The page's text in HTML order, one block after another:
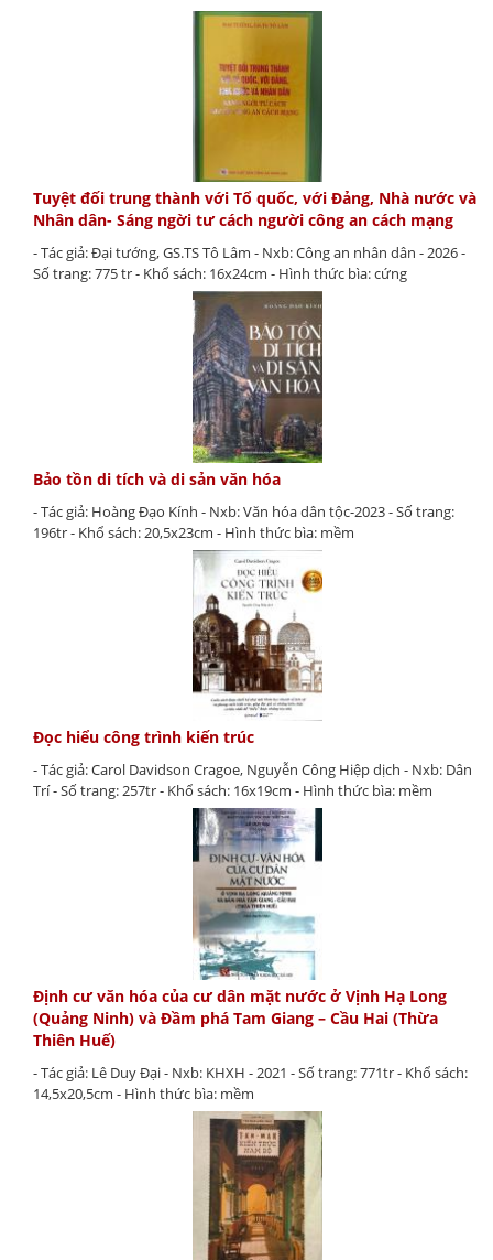
Tuyệt đối trung thành với Tổ quốc, với Đảng, Nhà nước và
Nhân dân- Sáng ngời tư cách người công an cách mạng
- Tác giả: Đại tướng, GS.TS Tô Lâm - Nxb: Công an nhân dân - 2026 -
Số trang: 775 tr - Khổ sách: 16x24cm - Hình thức bìa: cứng
Bảo tồn di tích và di sản văn hóa
- Tác giả: Hoàng Đạo Kính - Nxb: Văn hóa dân tộc-2023 - Số trang:
196tr - Khổ sách: 20,5x23cm - Hình thức bìa: mềm
Đọc hiểu công trình kiến trúc
- Tác giả: Carol Davidson Cragoe, Nguyễn Công Hiệp dịch - Nxb: Dân
Trí - Số trang: 257tr - Khổ sách: 16x19cm - Hình thức bìa: mềm
Định cư văn hóa của cư dân mặt nước ở Vịnh Hạ Long
(Quảng Ninh) và Đầm phá Tam Giang – Cầu Hai (Thừa
Thiên Huế)
- Tác giả: Lê Duy Đại - Nxb: KHXH - 2021 - Số trang: 771tr - Khổ sách:
14,5x20,5cm - Hình thức bìa: mềm